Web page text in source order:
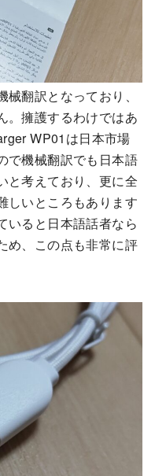
翻訳となっており、
。擁護するわけではあ
WP01は日本市場
で機械翻訳でも日本語
と考えており、更に全
しいところもあります
いると日本語話者なら
め、この点も非常に評